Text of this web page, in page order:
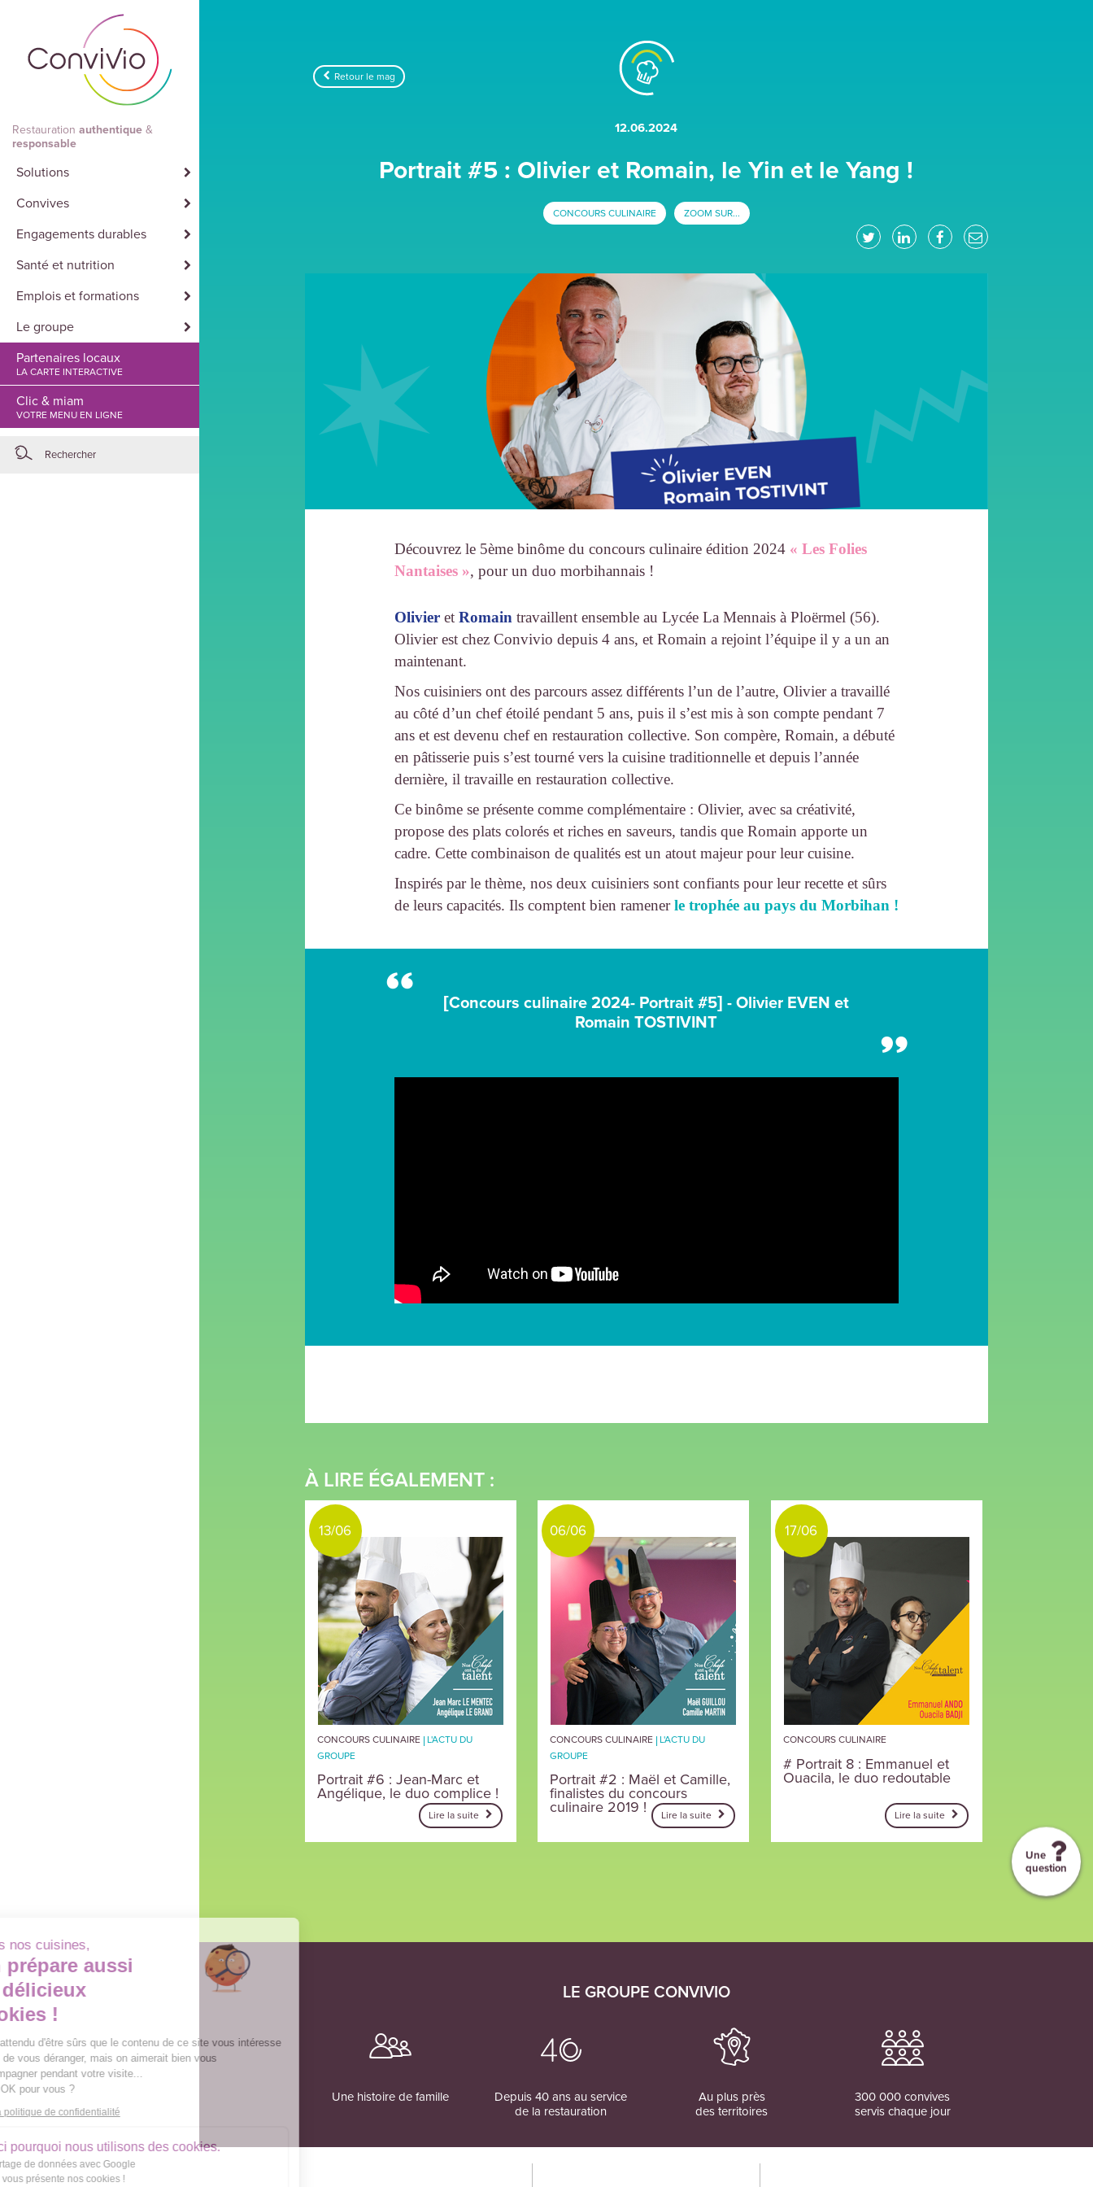
Restauration authentique &
responsable
Solutions
Convives
Engagements durables
Santé et nutrition
Emplois et formations
Le groupe
Partenaires locaux
LA CARTE INTERACTIVE
Clic & miam
VOTRE MENU EN LIGNE
Une
question
Retour le mag
12.06.2024
Portrait #5 : Olivier et Romain, le Yin et le Yang !
CONCOURS CULINAIRE ZOOM SUR...
Découvrez le 5ème binôme du concours culinaire édition 2024 « Les Folies
Nantaises », pour un duo morbihannais !
Olivieret Romain travaillent ensemble au Lycée La Mennais à Ploërmel (56).
Olivier est chez Convivio depuis 4 ans, et Romain a rejoint l’équipe il y a un an
maintenant.
Nos cuisiniers ont des parcours assez différents l’un de l’autre, Olivier a travaillé
au côté d’un chef étoilé pendant 5 ans, puis il s’est mis à son compte pendant 7
ans et est devenu chef en restauration collective. Son compère, Romain, a débuté
en pâtisserie puis s’est tourné vers la cuisine traditionnelle et depuis l’année
dernière, il travaille en restauration collective.
Ce binôme se présente comme complémentaire : Olivier, avec sa créativité,
propose des plats colorés et riches en saveurs, tandis que Romain apporte un
cadre. Cette combinaison de qualités est un atout majeur pour leur cuisine.
Inspirés par le thème, nos deux cuisiniers sont confiants pour leur recette et sûrs
de leurs capacités. Ils comptent bien ramenerle trophée au pays du Morbihan !
[Concours culinaire 2024- Portrait #5] - Olivier EVEN et
Romain TOSTIVINT
À LIRE ÉGALEMENT :
13/06
CONCOURS CULINAIRE
L'ACTU DU
GROUPE
Portrait #6 : Jean-Marc et
Angélique, le duo complice !
Lire la suite
06/06
CONCOURS CULINAIRE
L'ACTU DU
GROUPE
Portrait #2 : Maël et Camille,
finalistes du concours
culinaire 2019 ! Lire la suite
17/06
CONCOURS CULINAIRE
# Portrait 8 : Emmanuel et
Ouacila, le duo redoutable
Lire la suite
LE GROUPE CONVIVIO
Une histoire de famille
Depuis 40 ans au service
de la restauration
Au plus près
des territoires
300 000 convives
servis chaque jour
Dans nos cuisines,
On prépare aussi
de délicieux
cookies !
On a attendu d'être sûrs que le contenu de ce site vous intéresse
avant de vous déranger, mais on aimerait bien vous
accompagner pendant votre visite...
C'est OK pour vous ?
Lire la politique de confidentialité
Voici pourquoi nous utilisons des cookies.
Partage de données avec Google
On vous présente nos cookies !